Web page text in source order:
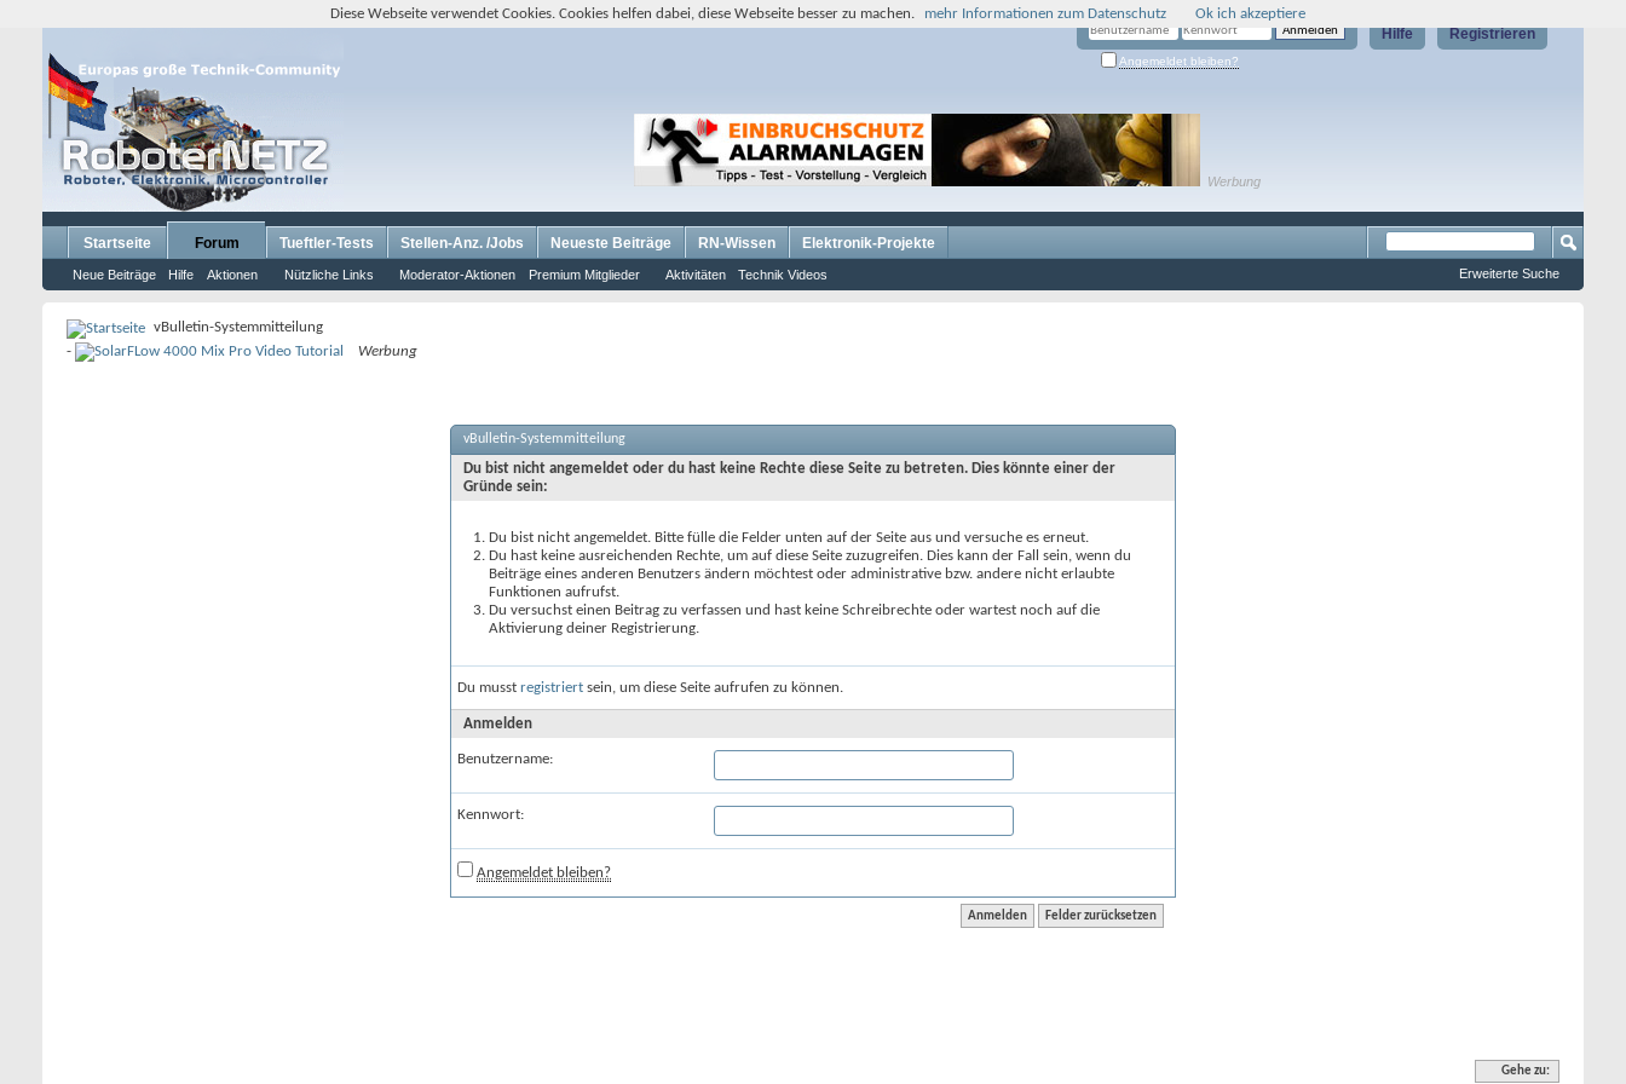
Registrieren
Hilfe
Angemeldet bleiben?
Werbung
Startseite Forum
Neue Beiträge Hilfe Aktionen Nützliche Links Moderator-Aktionen Premium Mitglieder Aktivitäten Technik Videos
Tueftler-Tests Stellen-Anz. /Jobs Neueste Beiträge RN-Wissen Elektronik-Projekte
Erweiterte Suche
vBulletin-Systemmitteilung
-
Werbung
vBulletin-Systemmitteilung
Du bist nicht angemeldet oder du hast keine Rechte diese Seite zu betreten. Dies könnte einer der
Gründe sein:
Du bist nicht angemeldet. Bitte fülle die Felder unten auf der Seite aus und versuche es erneut.
Du hast keine ausreichenden Rechte, um auf diese Seite zuzugreifen. Dies kann der Fall sein, wenn du
Beiträge eines anderen Benutzers ändern möchtest oder administrative bzw. andere nicht erlaubte
Funktionen aufrufst.
Du versuchst einen Beitrag zu verfassen und hast keine Schreibrechte oder wartest noch auf die
Aktivierung deiner Registrierung.
Du musst registriert sein, um diese Seite aufrufen zu können.
Anmelden
Benutzername:
Kennwort:
Angemeldet bleiben?
Gehe zu:
Diese Webseite verwendet Cookies. Cookies helfen dabei, diese Webseite besser zu machen. mehr Informationen zum Datenschutz Ok ich akzeptiere